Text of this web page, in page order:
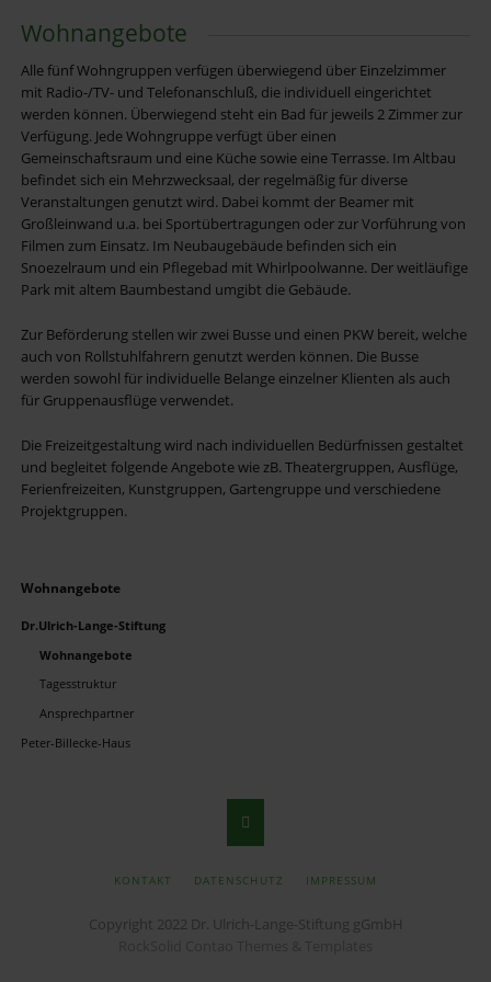
Wohnangebote
Alle fünf Wohngruppen verfügen überwiegend über Einzelzimmer
mit Radio-/TV- und Telefonanschluß, die individuell eingerichtet
werden können. Überwiegend steht ein Bad für jeweils 2 Zimmer zur
Verfügung. Jede Wohngruppe verfügt über einen
Gemeinschaftsraum und eine Küche sowie eine Terrasse. Im Altbau
befindet sich ein Mehrzwecksaal, der regelmäßig für diverse
Veranstaltungen genutzt wird. Dabei kommt der Beamer mit
Großleinwand u.a. bei Sportübertragungen oder zur Vorführung von
Filmen zum Einsatz. Im Neubaugebäude befinden sich ein
Snoezelraum und ein Pflegebad mit Whirlpoolwanne. Der weitläufige
Park mit altem Baumbestand umgibt die Gebäude.
Zur Beförderung stellen wir zwei Busse und einen PKW bereit, welche
auch von Rollstuhlfahrern genutzt werden können. Die Busse
werden sowohl für individuelle Belange einzelner Klienten als auch
für Gruppenausflüge verwendet.
Die Freizeitgestaltung wird nach individuellen Bedürfnissen gestaltet
und begleitet folgende Angebote wie zB. Theatergruppen, Ausflüge,
Ferienfreizeiten, Kunstgruppen, Gartengruppe und verschiedene
Projektgruppen.
Navigation
Wohnangebote
Dr.Ulrich-Lange-Stiftung
Wohnangebote
Tagesstruktur
Ansprechpartner
Peter-Billecke-Haus
KONTAKT DATENSCHUTZ IMPRESSUM
Copyright 2022 Dr. Ulrich-Lange-Stiftung gGmbH